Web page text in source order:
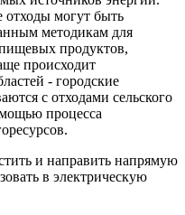
отходы могут быть
методикам для
продуктов,
происходит
- городские
с отходами сельского
процесса
и направить напрямую
в электрическую